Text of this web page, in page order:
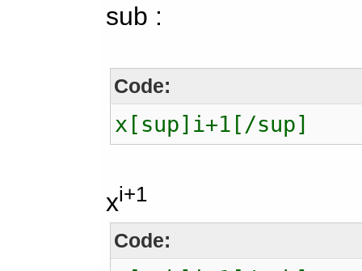
sub :
Code:
x[sup]i+1[/sup]
xi+1
Code: